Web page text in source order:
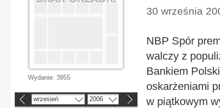
30 września
NBP Spór
walczy z
Bankiem
oskarżeniami
w piątkowym
Wydanie: 3955
wrzesień 2006